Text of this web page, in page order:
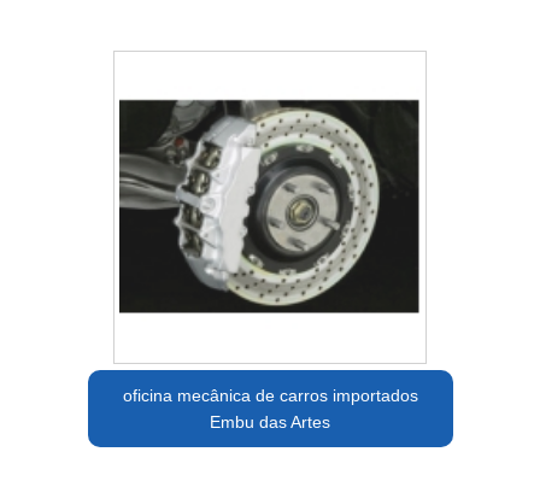
oficina mecânica de carros importados
Embu das Artes